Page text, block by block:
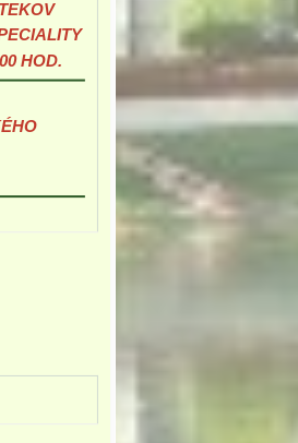
HOD.